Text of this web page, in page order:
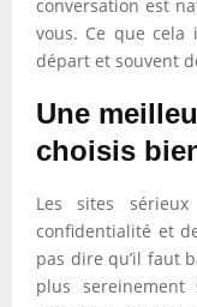
conversation est
vous. Ce que cela
départ et souvent
Une
choisis
Les sites
confidentialité et
pas dire qu’il faut
plus